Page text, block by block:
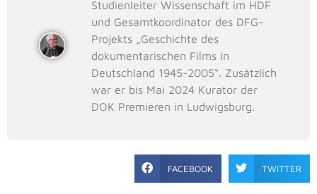
Studienleiter Wissenschaft im HDF
und Gesamtkoordinator des DFG-
Projekts „Geschichte des
dokumentarischen Films in
Deutschland 1945-2005“. Zusätzlich
war er bis Mai 2024 Kurator der
DOK Premieren in Ludwigsburg.
FACEBOOK TWITTER